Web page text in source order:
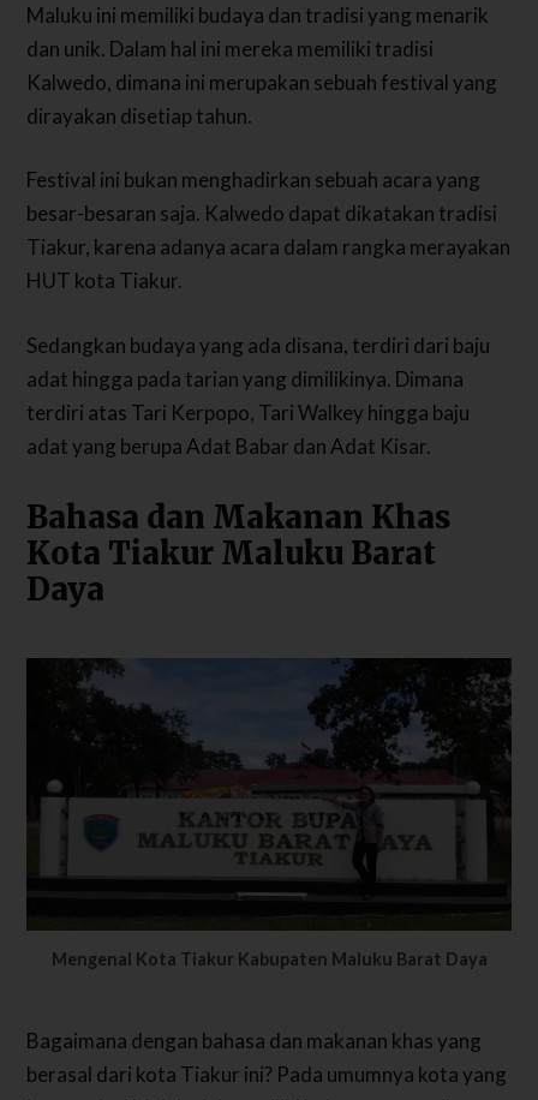
Maluku ini memiliki budaya dan tradisi yang menarik
dan unik. Dalam hal ini mereka memiliki tradisi
Kalwedo, dimana ini merupakan sebuah festival yang
dirayakan disetiap tahun.
Festival ini bukan menghadirkan sebuah acara yang
besar-besaran saja. Kalwedo dapat dikatakan tradisi
Tiakur, karena adanya acara dalam rangka merayakan
HUT kota Tiakur.
Sedangkan budaya yang ada disana, terdiri dari baju
adat hingga pada tarian yang dimilikinya. Dimana
terdiri atas Tari Kerpopo, Tari Walkey hingga baju
adat yang berupa Adat Babar dan Adat Kisar.
Bahasa dan Makanan Khas
Kota Tiakur Maluku Barat
Daya
Mengenal Kota Tiakur Kabupaten Maluku Barat Daya
Bagaimana dengan bahasa dan makanan khas yang
berasal dari kota Tiakur ini? Pada umumnya kota yang